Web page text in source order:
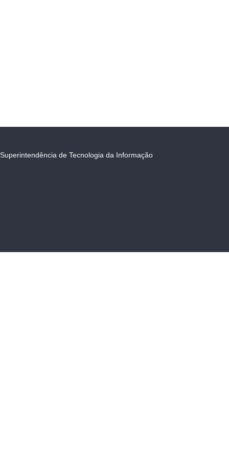
Superintendência de Tecnologia da Informação